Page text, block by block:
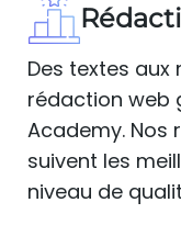
Des textes
rédaction web
Academy. Nos
suivent les
niveau de